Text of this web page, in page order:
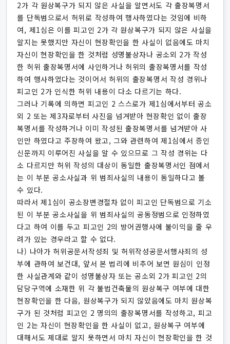
2가 각 원상복구가 되지 않은 사실을 알면서도 각 출장복명서
를 단독범으로서 허위로 작성하여 행사하였다는 것임에 비하
여, 제1심은 이를 피고인 2가 각 원상복구가 되지 않은 사실을
알지는 못했지만 자신이 현장확인을 한 사실이 없음에도 마치
자신이 현장확인을 한 것처럼 성명불상자나 공소외 2가 작성
한 허위 출장복명서에 사인하거나 허위의 출장복명서를 작성
하여 행사하였다는 것이어서 허위의 출장복명서 작성 경위나
피고인 2가 인식한 허위 내용이 다소 다르기는 하다.
그러나 기록에 의하면 피고인 2 스스로가 제1심에서부터 공소
외 2 또는 제3자로부터 사진을 넘겨받아 현장확인 없이 출장
복명서를 작성하거나 이미 작성된 출장복명서를 넘겨받아 사
인만 하였다고 주장하여 왔고, 그와 관련하여 제1심에서 증인
신문까지 이루어진 사실을 알 수 있으므로 그 작성 경위는 다
소 다르지만 허위 작성의 대상이 동일한 출장복명서인 점에서
는 이 부분 공소사실과 위 범죄사실의 내용이 동일하다고 볼
수 있다.
따라서 제1심이 공소장변경절차 없이 피고인 단독범으로 기소
된 이 부분 공소사실을 위 범죄사실의 공동정범으로 인정하였
다고 하여 이를 두고 피고인 2의 방어권행사에 불이익을 줄 우
려가 있는 경우라고 할 수 없다.
나) 나아가 허위공문서작성죄 및 허위작성공문서행사죄의 성
부에 관하여 보건대, 앞서 본 법리에 비추어 보면 원심이 인정
한 사실관계와 같이 성명불상자 또는 공소외 2가 피고인 2의
담당구역에 소재한 위 각 불법건축물의 원상복구 여부에 대한
현장확인을 한 다음, 원상복구가 되지 않았음에도 마치 원상복
구가 된 것처럼 피고인 2 명의의 출장복명서를 작성하고, 피고
인 2는 자신이 현장확인을 한 사실이 없고, 원상복구 여부에
대해서도 제대로 알지 못하면서 마치 자신이 현장확인을 한 것